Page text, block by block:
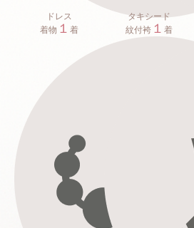
ドレス
着物 １ 着
タキシード
紋付袴１ 着